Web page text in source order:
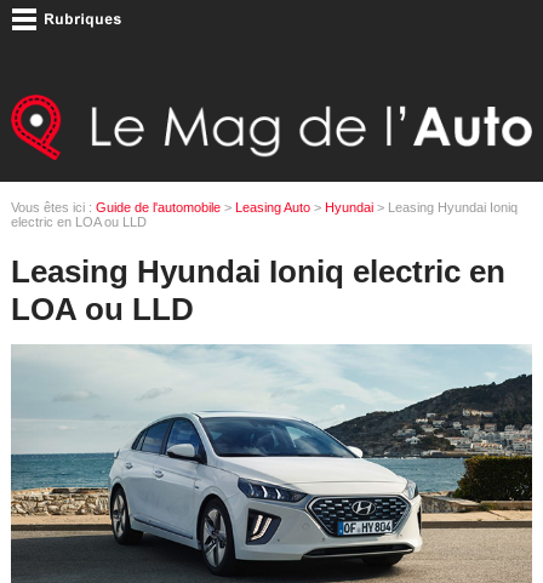
Vous êtes ici : Guide de l'automobile> Leasing Auto> Hyundai> Leasing Hyundai Ioniq
electric en LOA ou LLD
Leasing Hyundai Ioniq electric en
LOA ou LLD